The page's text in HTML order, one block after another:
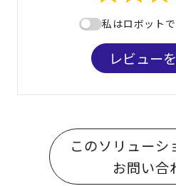
私はロボット
レビュー
このソリューシ
お問い合